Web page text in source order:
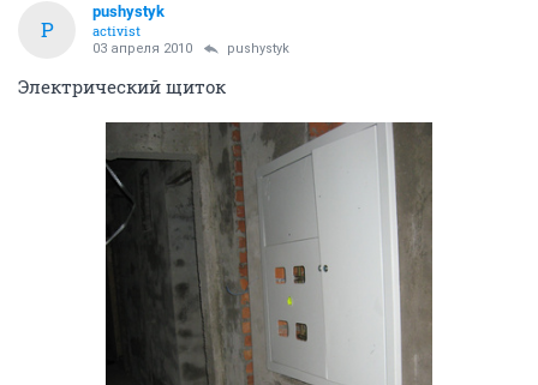
P
pushystyk
activist
03 апреля 2010 pushystyk
Электрический щиток